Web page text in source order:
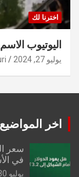
اخترنا لك
اليوتيوب
يوليو 27, 2024
اخر المواضيع
سعر
في
يوليو 30, 2026